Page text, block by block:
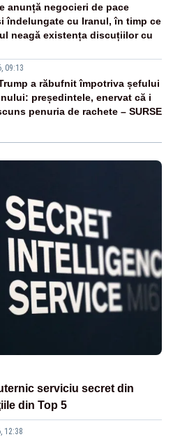
anunță negocieri de pace
îndelungate cu Iranul, în timp ce
neagă existența discuțiilor cu
09:13
a răbufnit împotriva șefului
președintele, enervat că i
penuria de rachete – SURSE
serviciu secret din
din Top 5
12:38